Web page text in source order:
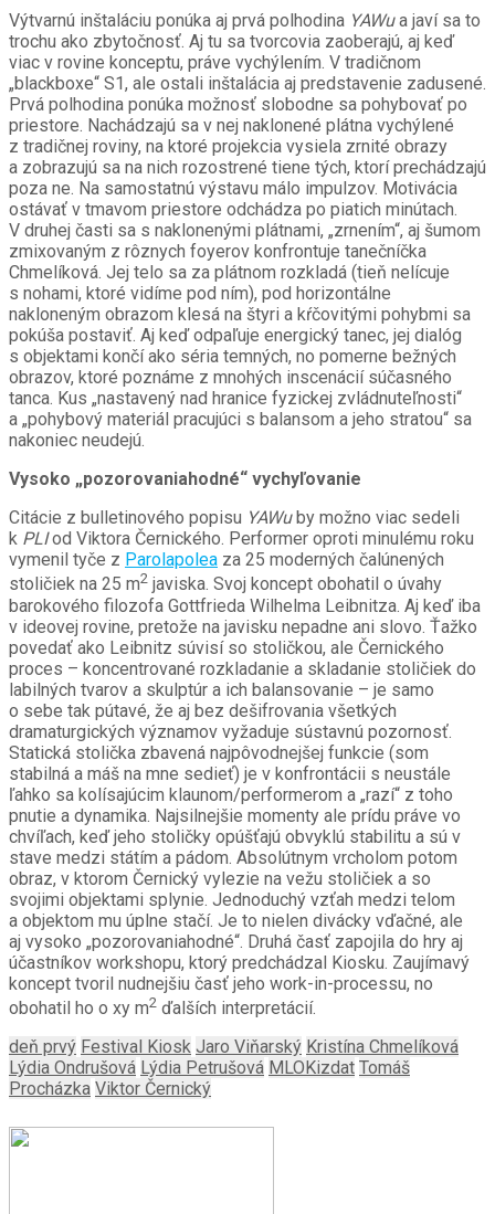
Výtvarnú inštaláciu ponúka aj prvá polhodina YAWua javí sa to
trochu ako zbytočnosť. Aj tu sa tvorcovia zaoberajú, aj keď
viac v rovine konceptu, práve vychýlením. V tradičnom
„blackboxe“ S1, ale ostali inštalácia aj predstavenie zadusené.
Prvá polhodina ponúka možnosť slobodne sa pohybovať po
priestore. Nachádzajú sa v nej naklonené plátna vychýlené
z tradičnej roviny, na ktoré projekcia vysiela zrnité obrazy
a zobrazujú sa na nich rozostrené tiene tých, ktorí prechádzajú
poza ne. Na samostatnú výstavu málo impulzov. Motivácia
ostávať v tmavom priestore odchádza po piatich minútach.
V druhej časti sa s naklonenými plátnami, „zrnením“, aj šumom
zmixovaným z rôznych foyerov konfrontuje tanečníčka
Chmelíková. Jej telo sa za plátnom rozkladá (tieň nelícuje
s nohami, ktoré vidíme pod ním), pod horizontálne
nakloneným obrazom klesá na štyri a kŕčovitými pohybmi sa
pokúša postaviť. Aj keď odpaľuje energický tanec, jej dialóg
s objektami končí ako séria temných, no pomerne bežných
obrazov, ktoré poznáme z mnohých inscenácií súčasného
tanca. Kus „nastavený nad hranice fyzickej zvládnuteľnosti“
a „pohybový materiál pracujúci s balansom a jeho stratou“ sa
nakoniec neudejú.
Vysoko „pozorovaniahodné“ vychyľovanie
Citácie z bulletinového popisu YAWuby možno viac sedeli
k PLIod Viktora Černického. Performer oproti minulému roku
vymenil tyče z Parolapolea za 25 moderných čalúnených
stoličiek na 25 m2 javiska. Svoj koncept obohatil o úvahy
barokového filozofa Gottfrieda Wilhelma Leibnitza. Aj keď iba
v ideovej rovine, pretože na javisku nepadne ani slovo. Ťažko
povedať ako Leibnitz súvisí so stoličkou, ale Černického
proces – koncentrované rozkladanie a skladanie stoličiek do
labilných tvarov a skulptúr a ich balansovanie – je samo
o sebe tak pútavé, že aj bez dešifrovania všetkých
dramaturgických významov vyžaduje sústavnú pozornosť.
Statická stolička zbavená najpôvodnejšej funkcie (som
stabilná a máš na mne sedieť) je v konfrontácii s neustále
ľahko sa kolísajúcim klaunom/performerom a „razí“ z toho
pnutie a dynamika. Najsilnejšie momenty ale prídu práve vo
chvíľach, keď jeho stoličky opúšťajú obvyklú stabilitu a sú v
stave medzi státím a pádom. Absolútnym vrcholom potom
obraz, v ktorom Černický vylezie na vežu stoličiek a so
svojimi objektami splynie. Jednoduchý vzťah medzi telom
a objektom mu úplne stačí. Je to nielen divácky vďačné, ale
aj vysoko „pozorovaniahodné“. Druhá časť zapojila do hry aj
účastníkov workshopu, ktorý predchádzal Kiosku. Zaujímavý
koncept tvoril nudnejšiu časť jeho work-in-processu, no
obohatil ho o xy m2 ďalších interpretácií.
deň prvý Festival Kiosk Jaro Viňarský Kristína Chmelíková
Lýdia Ondrušová Lýdia Petrušová MLOKizdat Tomáš
Procházka Viktor Černický